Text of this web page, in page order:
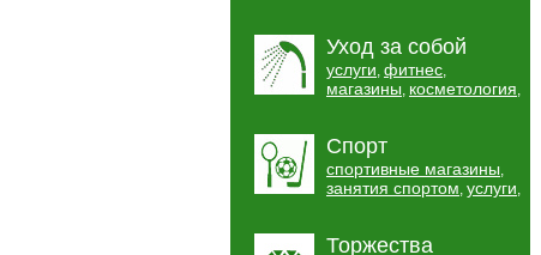
Уход за собой
услуги, фитнес,
магазины, косметология,
Спорт
спортивные магазины,
занятия спортом, услуги,
Торжества